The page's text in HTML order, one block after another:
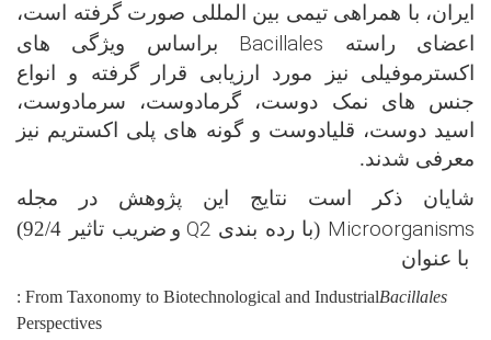
ایران، با همراهی تیمی بین المللی صورت گرفته است،
اعضای راسته Bacillales براساس ویژگی های
اکسترموفیلی نیز مورد ارزیابی قرار گرفته و انواع
جنس های نمک دوست، گرمادوست، سرمادوست،
اسید دوست، قلیادوست و گونه های پلی اکستریم نیز
معرفی شدند.
شایان ذکر است نتایج این پژوهش در مجله
Microorganisms (با رده بندی Q2 و ضریب تاثیر 92/4
)
با عنوان
Bacillales
: From Taxonomy to Biotechnological and Industrial
Perspectives